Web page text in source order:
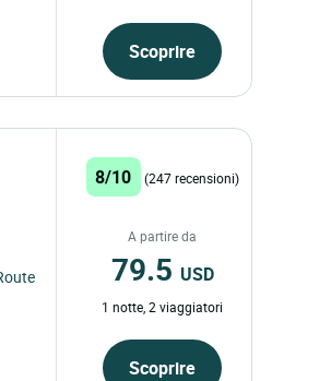
Scoprire
8/10 (247 recensioni)
A partire da
79.5 USD
1 notte, 2 viaggiatori
Scoprire